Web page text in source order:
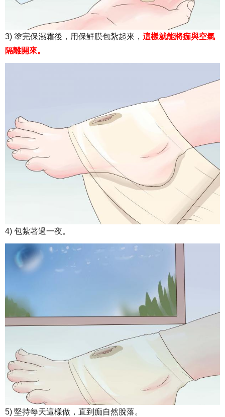
3) 塗完保濕霜後，用保鮮膜包紮起來， 這樣就能將痂與空氣
隔離開來。
4) 包紮著過一夜。
5) 堅持每天這樣做，直到痂自然脫落。